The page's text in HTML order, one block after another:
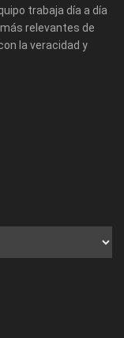
trabaja día a día
relevantes de
la veracidad y